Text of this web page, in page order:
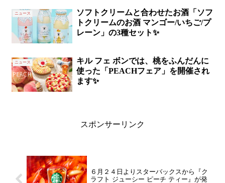
ニュース
ソフトクリームと合わせたお酒「ソフ
トクリームのお酒 マンゴー/いちご/プ
レーン」の3種セット✨
ニュース
キル フェ ボンでは、桃をふんだんに
使った「PEACHフェア」を開催され
ます✨
スポンサーリンク
６月２４日よりスターバックスから『ク
ラフト ジューシー ピーチ ティー』が発